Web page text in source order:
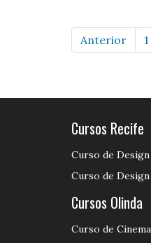
Anterior 1
Cursos Recife
Curso de
Curso de
Cursos Olinda
Curso de